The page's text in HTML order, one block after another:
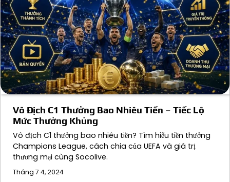
Vô Địch C1 Thưởng Bao Nhiêu Tiền – Tiếc Lộ
Mức Thưởng Khủng
Vô địch C1 thưởng bao nhiêu tiền? Tìm hiểu tiền thưởng
Champions League, cách chia của UEFA và giá trị
thương mại cùng Socolive.
Tháng 7 4, 2024